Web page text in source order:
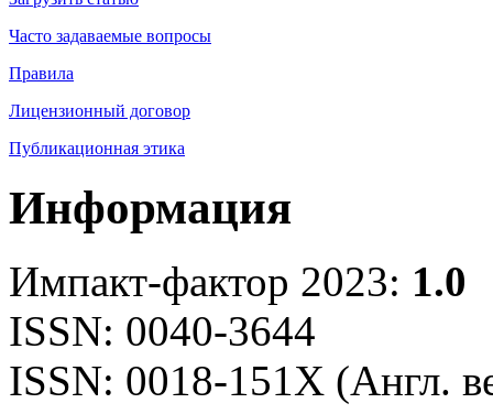
Часто задаваемые вопросы
Правила
Лицензионный договор
Публикационная этика
Информация
Импакт-фактор 2023: 1.0
ISSN: 0040-3644
ISSN: 0018-151X (Англ.